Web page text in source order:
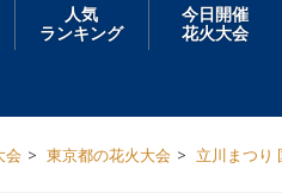
人気
ランキング
今日開催
花火大会
会 東京都の花火大会 立川まつり